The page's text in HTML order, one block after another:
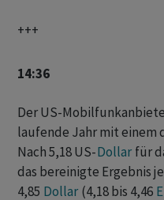
+++
14:36
Der US-
laufende Jahr mit einem
Nach 5,18 US-Dollar für
das bereinigte Ergebnis
4,85 Dollar (4,18 bis 4,46